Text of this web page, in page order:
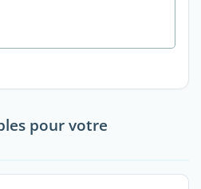
pour votre